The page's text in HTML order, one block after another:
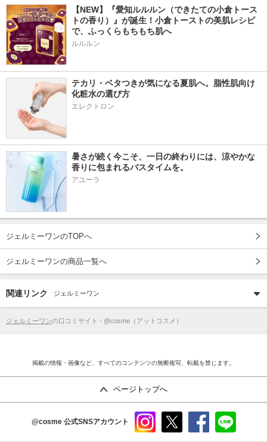
【NEW】『愛知ルルルン（できたての小倉トース
トの香り）』が誕生！小倉トーストの美肌レシピ
で、ふっくらもちもち肌へ
ルルルン
テカリ・ベタつきが気になる夏肌へ。脂性肌向け
化粧水の選び方
エレクトロン
暑さが続く今こそ、一日の終わりには、涼やかな
香りに包まれるバスタイムを。
アユーラ
ジェルミーワンのTOPへ
ジェルミーワンの商品一覧へ
関連リンク ジェルミーワン
ジェルミーワンの口コミサイト - @cosme（アットコスメ）
掲載の情報・画像など、すべてのコンテンツの無断複写、転載を禁じます。
ページトップへ
@cosme 公式SNSアカウント